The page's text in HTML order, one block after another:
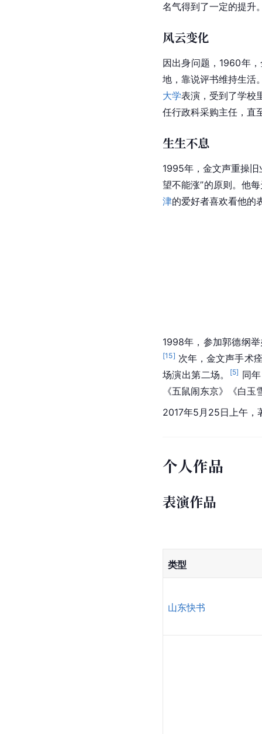
名气得到了一定的提升
风云变化
因出身问题，1960年，
地，靠说评书维持生活
大学表演，受到了学校
任行政科采购主任，直
生生不息
1995年，金文声重操
望不能涨”的原则。他
津的爱好者喜欢看他的
1998年，参加郭德纲
[15] 次年，金文声手术
场演出第二场。
[5] 同
《五鼠闹东京》《白
2017年5月25日上午，
个人作品
表演作品
类型
山东快书